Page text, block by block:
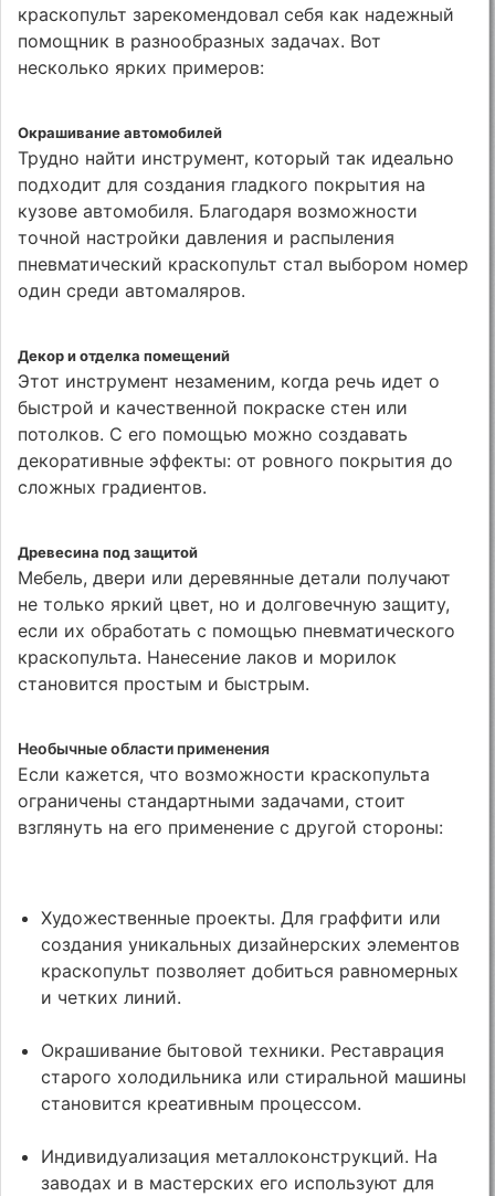
краскопульт зарекомендовал себя как надежный
помощник в разнообразных задачах. Вот
несколько ярких примеров:
Окрашивание автомобилей
Трудно найти инструмент, который так идеально
подходит для создания гладкого покрытия на
кузове автомобиля. Благодаря возможности
точной настройки давления и распыления
пневматический краскопульт стал выбором номер
один среди автомаляров.
Декор и отделка помещений
Этот инструмент незаменим, когда речь идет о
быстрой и качественной покраске стен или
потолков. С его помощью можно создавать
декоративные эффекты: от ровного покрытия до
сложных градиентов.
Древесина под защитой
Мебель, двери или деревянные детали получают
не только яркий цвет, но и долговечную защиту,
если их обработать с помощью пневматического
краскопульта. Нанесение лаков и морилок
становится простым и быстрым.
Необычные области применения
Если кажется, что возможности краскопульта
ограничены стандартными задачами, стоит
взглянуть на его применение с другой стороны:
Художественные проекты. Для граффити или
создания уникальных дизайнерских элементов
краскопульт позволяет добиться равномерных
и четких линий.
Окрашивание бытовой техники. Реставрация
старого холодильника или стиральной машины
становится креативным процессом.
Индивидуализация металлоконструкций. На
заводах и в мастерских его используют для